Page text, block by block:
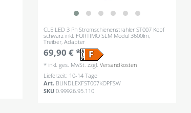
CLE LED 3 Ph Stromschienenstrahler ST007 Kopf
schwarz inkl. FORTIMO SLM Modul 3600lm,
Treiber, Adapter
69,90 € *
* inkl. ges. MwSt. zzgl.Versandkosten
Lieferzeit: 10-14 Tage
Art. BUNDLEXFST007KOPFSW
SKU0.99926.95.110